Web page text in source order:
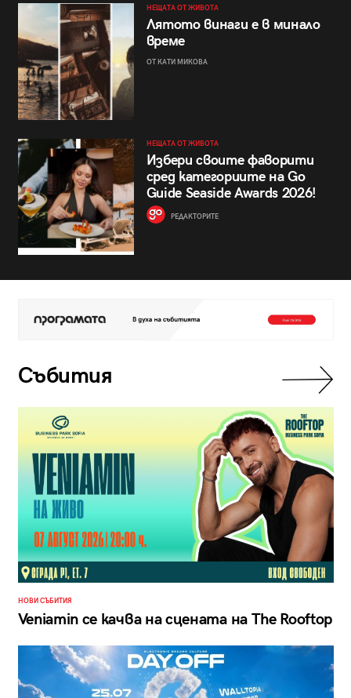
НЕЩАТА ОТ ЖИВОТА
Лятото винаги е в минало
време
ОТ КАТИ МИКОВА
НЕЩАТА ОТ ЖИВОТА
Избери своите фаворити
сред категориите на Go
Guide Seaside Awards 2026!
РЕДАКТОРИТЕ
Събития
НОВИ СЪБИТИЯ
Veniamin се качва на сцената на The Rooftop